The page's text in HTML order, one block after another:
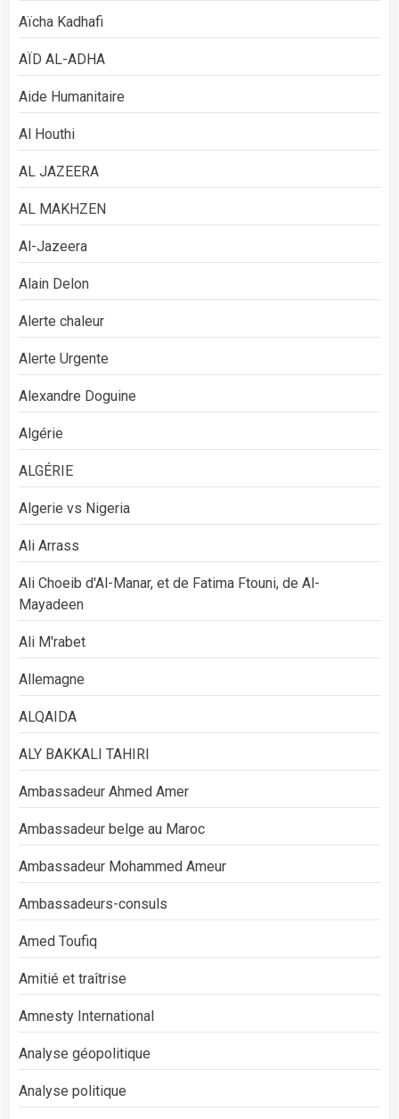
Aïcha Kadhafi
AÏD AL-ADHA
Aide Humanitaire
Al Houthi
AL JAZEERA
AL MAKHZEN
Al-Jazeera
Alain Delon
Alerte chaleur
Alerte Urgente
Alexandre Doguine
Algérie
ALGÉRIE
Algerie vs Nigeria
Ali Arrass
Ali Choeib d'Al-Manar, et de Fatima Ftouni, de Al-
Mayadeen
Ali M'rabet
Allemagne
ALQAIDA
ALY BAKKALI TAHIRI
Ambassadeur Ahmed Amer
Ambassadeur belge au Maroc
Ambassadeur Mohammed Ameur
Ambassadeurs-consuls
Amed Toufiq
Amitié et traîtrise
Amnesty International
Analyse géopolitique
Analyse politique